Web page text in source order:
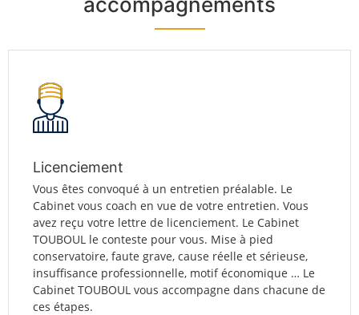
Licenciement
Vous êtes convoqué à un entretien préalable. Le
Cabinet vous coach en vue de votre entretien. Vous
avez reçu votre lettre de licenciement. Le Cabinet
TOUBOUL le conteste pour vous. Mise à pied
conservatoire, faute grave, cause réelle et sérieuse,
insuffisance professionnelle, motif économique … Le
Cabinet TOUBOUL vous accompagne dans chacune de
ces étapes.